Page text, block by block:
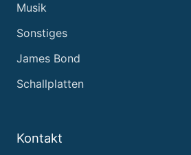
Musik
Sonstiges
James Bond
Schallplatten
Kontakt